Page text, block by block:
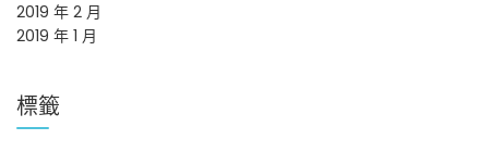
2019 年 2 月
2019 年 1 月
標籤